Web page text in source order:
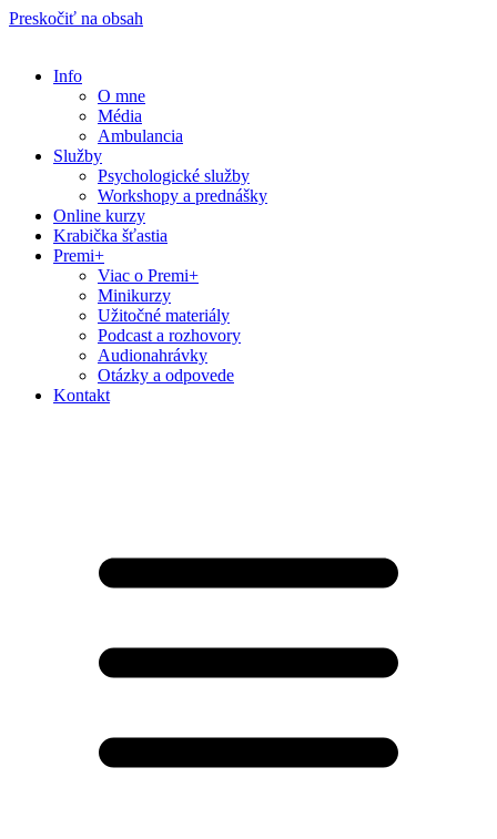
Preskočiť na obsah
Info
O mne
Média
Ambulancia
Služby
Psychologické služby
Workshopy a prednášky
Online kurzy
Krabička šťastia
Premi+
Viac o Premi+
Minikurzy
Užitočné materiály
Podcast a rozhovory
Audionahrávky
Otázky a odpovede
Kontakt